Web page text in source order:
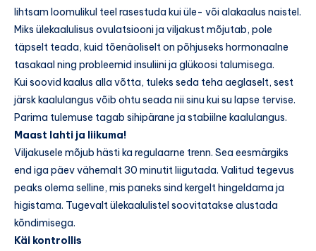
lihtsam loomulikul teel rasestuda kui üle- või alakaalus naistel.
Miks ülekaalulisus ovulatsiooni ja viljakust mõjutab, pole
täpselt teada, kuid tõenäoliselt on põhjuseks hormonaalne
tasakaal ning probleemid insuliini ja glükoosi talumisega.
Kui soovid kaalus alla võtta, tuleks seda teha aeglaselt, sest
järsk kaalulangus võib ohtu seada nii sinu kui su lapse tervise.
Parima tulemuse tagab sihipärane ja stabiilne kaalulangus.
Maast lahti ja liikuma!
Viljakusele mõjub hästi ka regulaarne trenn. Sea eesmärgiks
end iga päev vähemalt 30 minutit liigutada. Valitud tegevus
peaks olema selline, mis paneks sind kergelt hingeldama ja
higistama. Tugevalt ülekaalulistel soovitatakse alustada
kõndimisega.
Käi kontrollis